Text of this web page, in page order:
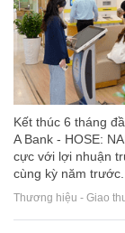
Kết thúc 6 tháng
A Bank - HOSE:
cực với lợi nhuận
cùng kỳ năm trước.
Thương hiệu - Giao